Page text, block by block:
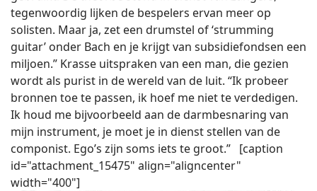
tegenwoordig lijken de bespelers ervan meer op
solisten. Maar ja, zet een drumstel of ‘strumming
guitar’ onder Bach en je krijgt van subsidiefondsen een
miljoen.” Krasse uitspraken van een man, die gezien
wordt als purist in de wereld van de luit. “Ik probeer
bronnen toe te passen, ik hoef me niet te verdedigen.
Ik houd me bijvoorbeeld aan de darmbesnaring van
mijn instrument, je moet je in dienst stellen van de
componist. Ego’s zijn soms iets te groot.” [caption
id="attachment_15475" align="aligncenter"
width="400"]